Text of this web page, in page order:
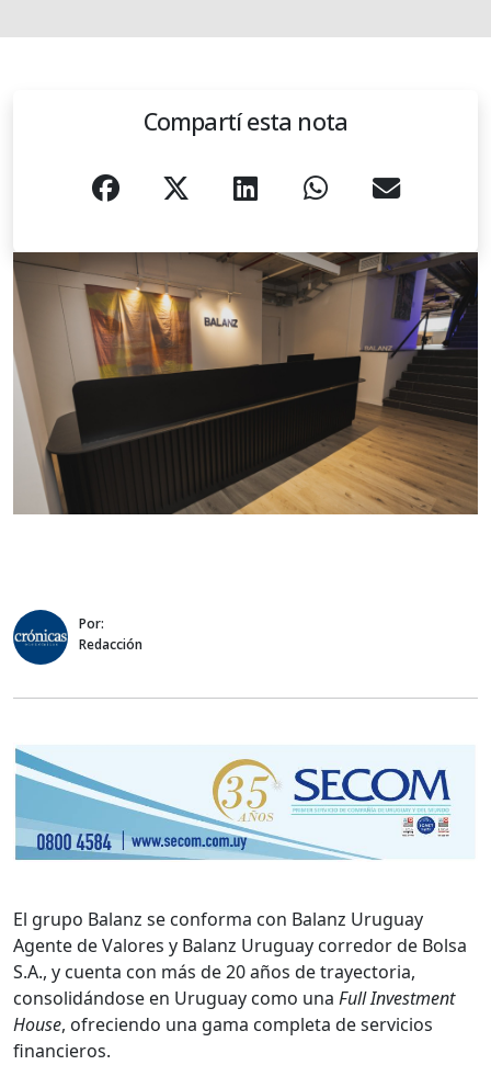
Compartí esta nota
Por:
Redacción
El grupo Balanz se conforma con Balanz Uruguay
Agente de Valores y Balanz Uruguay corredor de Bolsa
S.A., y cuenta con más de 20 años de trayectoria,
consolidándose en Uruguay como una Full Investment
House, ofreciendo una gama completa de servicios
financieros.